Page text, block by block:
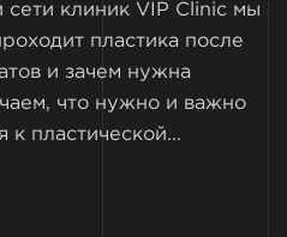
сети клиник VIP Clinic мы
пластика после
и зачем нужна
что нужно и важно
к пластической...